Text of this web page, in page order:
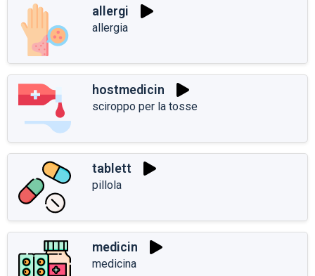
allergi
allergia
hostmedicin
sciroppo per la tosse
tablett
pillola
medicin
medicina